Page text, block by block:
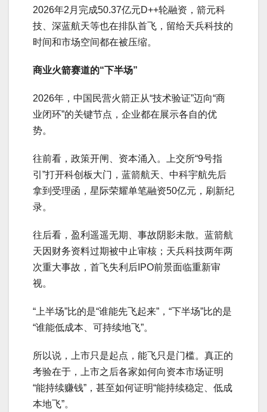
2026年2月完成50.37亿元D++轮融资，箭元科
技、深蓝航天等也在排队首飞，留给天兵科技的
时间和市场空间都在被压缩。
商业火箭赛道的“下半场”
2026年，中国民营火箭正从“技术验证”迈向“商
业闭环”的关键节点，企业都在展示各自的优
势。
往前看，政策开闸、资本涌入。上交所“9号指
引”打开科创板大门，蓝箭航天、中科宇航先后
拿到受理函，星际荣耀单笔融资50亿元，刷新纪
录。
往后看，盈利遥遥无期、事故阴影未散。蓝箭航
天因财务资料过期被中止审核；天兵科技两年两
次重大事故，首飞失利后IPO前景面临重新审
视。
“上半场”比的是“谁能先飞起来”，“下半场”比的是
“谁能低成本、可持续地飞”。
所以说，上市只是起点，能飞只是门槛。真正的
考验在于，上市之后各家如何向资本市场证明
“能持续赚钱”，甚至如何证明“能持续稳定、低成
本地飞”。